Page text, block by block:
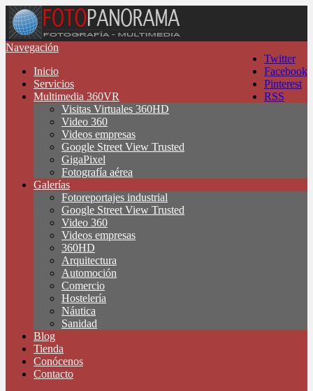
Twitter
Facebook
Pinterest
RSS
Navegación
Inicio
Servicios
Multimedia 360VR
Visitas Virtuales 360HD
Video 360
Videos empresas
Google Street View Trusted
GigaPixel
Fotografía aérea
Galerías
Fotoreportajes industrial
Google Street View Trusted
Video 360
Videos empresas
360HD
Arquitectura
Automoción
Comercio
Hostelería
Náutica
Sanidad
Blog
Tienda
Conócenos
Contacto